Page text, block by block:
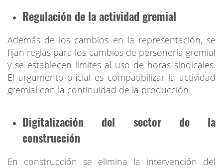
Regulación de la actividad gremial
Además de los cambios en la representación, se
fijan reglas para los cambios de personería gremial
y se establecen límites al uso de horas sindicales.
El argumento oficial es compatibilizar la actividad
gremial con la continuidad de la producción.
Digitalización del sector de la
construcción
En construcción se elimina la intervención del